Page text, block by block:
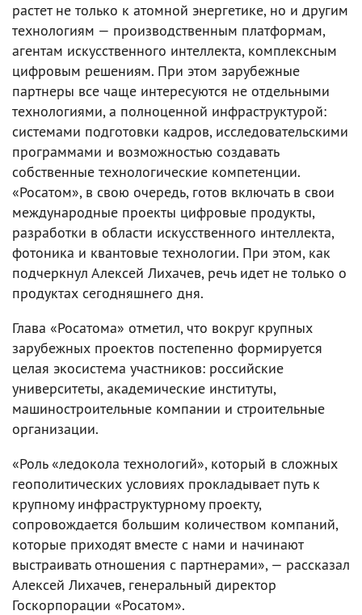
растет не только к атомной энергетике, но и другим
технологиям — производственным платформам,
агентам искусственного интеллекта, комплексным
цифровым решениям. При этом зарубежные
партнеры все чаще интересуются не отдельными
технологиями, а полноценной инфраструктурой:
системами подготовки кадров, исследовательскими
программами и возможностью создавать
собственные технологические компетенции.
«Росатом», в свою очередь, готов включать в свои
международные проекты цифровые продукты,
разработки в области искусственного интеллекта,
фотоника и квантовые технологии. При этом, как
подчеркнул Алексей Лихачев, речь идет не только о
продуктах сегодняшнего дня.
Глава «Росатома» отметил, что вокруг крупных
зарубежных проектов постепенно формируется
целая экосистема участников: российские
университеты, академические институты,
машиностроительные компании и строительные
организации.
«Роль «ледокола технологий», который в сложных
геополитических условиях прокладывает путь к
крупному инфраструктурному проекту,
сопровождается большим количеством компаний,
которые приходят вместе с нами и начинают
выстраивать отношения с партнерами», — рассказал
Алексей Лихачев, генеральный директор
Госкорпорации «Росатом».